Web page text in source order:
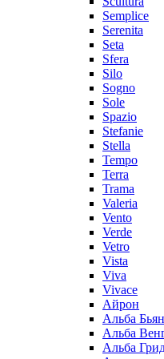
Semplice
Serenita
Seta
Sfera
Silo
Sogno
Sole
Spazio
Stefanie
Stella
Tempo
Terra
Trama
Valeria
Vento
Verde
Vetro
Vista
Viva
Vivace
Айрон
Альба
Альба
Альба